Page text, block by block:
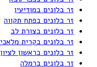
זר בלונים במודיעין
זר בלונים בפתח תקווה
זר בלונים בצורת לב
זר בלונים בקרית מלאכי
זר בלונים בראשון לציון
זר בלונים ברמלה